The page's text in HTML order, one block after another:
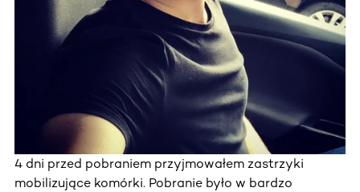
4 dni przed pobraniem przyjmowałem zastrzyki
mobilizujące komórki. Pobranie było w bardzo